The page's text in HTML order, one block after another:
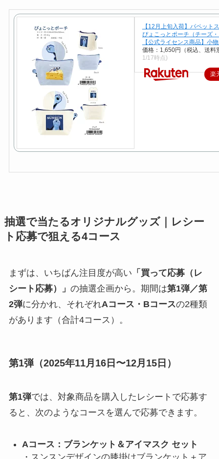
【12月上旬入荷】パペッ
ぴょこっとポーチ（チーズ
【公式ライセンス商品】小
価格：1,650円（税込、送料
1/17時点)
楽
抽選で当たるオリジナルグッズ｜レシー
ト応募で狙える4コース
まずは、いちばん注目度が高い 「買って応募（レ
シート応募）」 の抽選企画から。期間は第1弾／第
2弾に分かれ、それぞれAコース・Bコースの2種類
があります（合計4コース）。
第1弾（2025年11月16日〜12月15日）
第1弾では、対象商品を購入したレシートで応募す
ると、次のようなコースを選んで応募できます。
Aコース：ブランケット＆アイマスク セット